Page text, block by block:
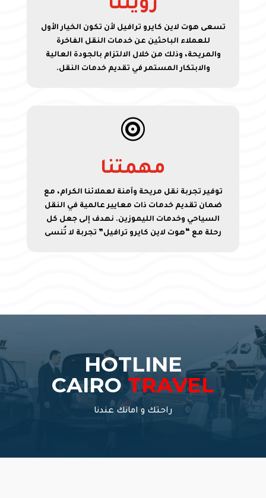
رؤيتنا
تسعى هوت لاين كايرو ترافيل لأن تكون الخيار الأول
للعملاء الباحثين عن خدمات النقل الفاخرة
والمريحة، وذلك من خلال الالتزام بالجودة العالية
والابتكار المستمر في تقديم خدمات النقل.

مهمتنا
توفير تجربة نقل مريحة وآمنة لعملائنا الكرام، مع
ضمان تقديم خدمات ذات معايير عالمية في النقل
السياحي وخدمات الليموزين. نهدف إلى جعل كل
رحلة مع “هوت لاين كايرو ترافيل” تجربة لا تُنسى
HOTLINE
CAIRO TRAVEL
راحتك و امانك عندنا